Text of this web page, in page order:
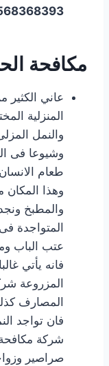
مكافحة
عاني
المنزلية
والنمل
وشيوعا فى
طعام
وهذا المكان
والمطبخ
المتواجدة
عتب الباب
فانه يأتي
المزروعة
المصارف
فان تواجد
شركة
صراصير